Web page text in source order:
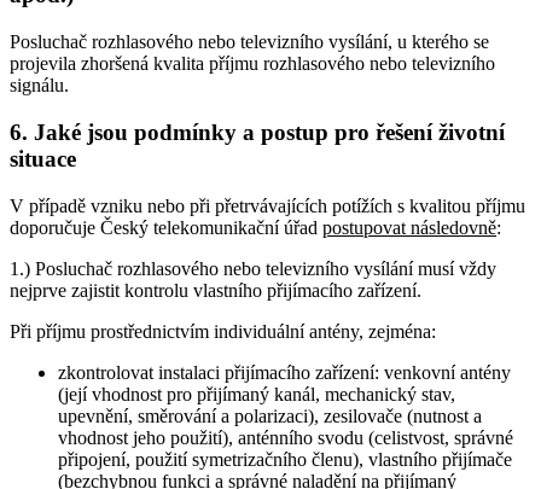
Posluchač rozhlasového nebo televizního vysílání, u kterého se
projevila zhoršená kvalita příjmu rozhlasového nebo televizního
signálu.
6. Jaké jsou podmínky a postup pro řešení životní
situace
V případě vzniku nebo při přetrvávajících potížích s kvalitou příjmu
doporučuje Český telekomunikační úřad postupovat následovně:
1.) Posluchač rozhlasového nebo televizního vysílání musí vždy
nejprve zajistit kontrolu vlastního přijímacího zařízení.
Při příjmu prostřednictvím individuální antény, zejména:
zkontrolovat instalaci přijímacího zařízení: venkovní antény
(její vhodnost pro přijímaný kanál, mechanický stav,
upevnění, směrování a polarizaci), zesilovače (nutnost a
vhodnost jeho použití), anténního svodu (celistvost, správné
připojení, použití symetrizačního členu), vlastního přijímače
(bezchybnou funkci a správné naladění na přijímaný